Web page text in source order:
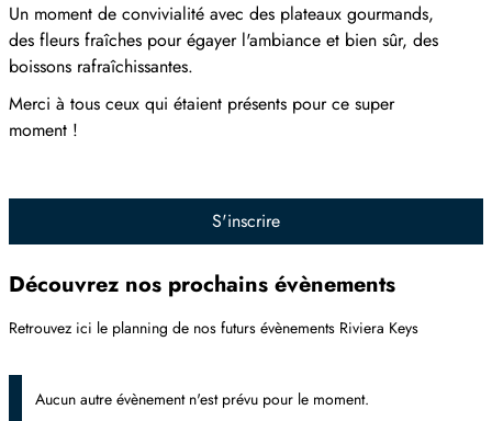
Un moment de convivialité avec des plateaux gourmands,
des fleurs fraîches pour égayer l'ambiance et bien sûr, des
boissons rafraîchissantes.
Merci à tous ceux qui étaient présents pour ce super
moment !
S'inscrire
Découvrez nos prochains évènements
Retrouvez ici le planning de nos futurs évènements Riviera Keys
Aucun autre évènement n'est prévu pour le moment.